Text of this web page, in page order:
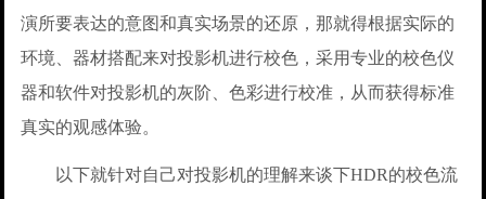
演所要表达的意图和真实场景的还原，那就得根据实际的
环境、器材搭配来对投影机进行校色，采用专业的校色仪
器和软件对投影机的灰阶、色彩进行校准，从而获得标准
真实的观感体验。
以下就针对自己对投影机的理解来谈下HDR的校色流